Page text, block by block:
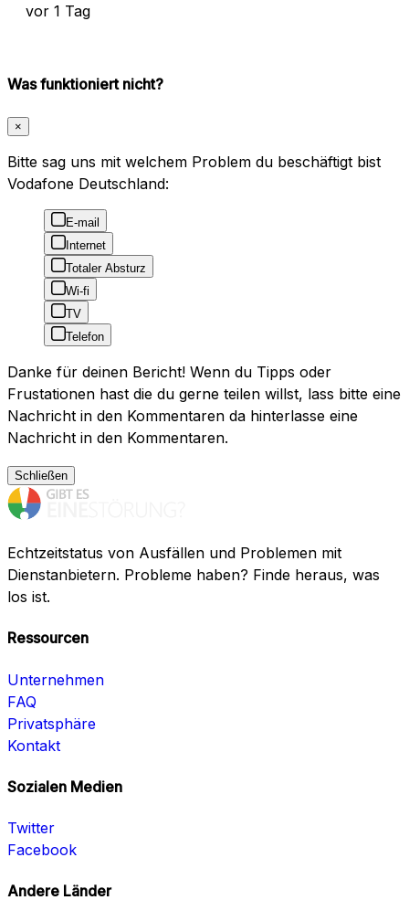
vor 1 Tag
Was funktioniert nicht?
×
Bitte sag uns mit welchem Problem du beschäftigt bist
Vodafone Deutschland:
E-mail
Internet
Totaler Absturz
Wi-fi
TV
Telefon
Danke für deinen Bericht! Wenn du Tipps oder
Frustationen hast die du gerne teilen willst, lass bitte eine
Nachricht in den Kommentaren da hinterlasse eine
Nachricht in den Kommentaren.
Schließen
Echtzeitstatus von Ausfällen und Problemen mit
Dienstanbietern. Probleme haben? Finde heraus, was
los ist.
Ressourcen
Unternehmen
FAQ
Privatsphäre
Kontakt
Sozialen Medien
Twitter
Facebook
Andere Länder